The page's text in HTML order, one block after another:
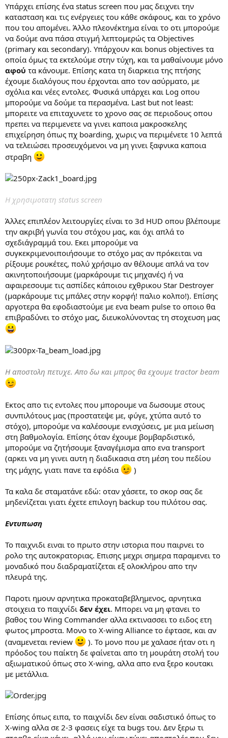
Υπάρχει επίσης ένα status screen που μας δειχνει την
κατασταση και τις ενέργειες του κάθε σκάφους, και το χρόνο
που του απομένει. Άλλο πλεονέκτημα είναι το οτι μπορούμε
να δούμε ανα πάσα στιγμή λεπτομερώς τα Objectives
(primary και secondary). Υπάρχουν και bonus objectives τα
οποία όμως τα εκτελούμε στην τύχη, και τα μαθαίνουμε μόνο
αφού τα κάνουμε. Επίσης κατα τη διαρκεια της πτήσης
έχουμε διαλόγους που έρχονται απο τον ασύρματο, με
σχόλια και νέες εντολες. Φυσικά υπάρχει και Log οπου
μπορούμε να δούμε τα περασμένα. Last but not least:
μπορειτε να επιταχυνετε το χρονο σας σε περιοδους οπου
πρεπει να περιμενετε να γινει καποια μακροσκελης
επιχείρηση όπως πχ boarding, χωρις να περιμένετε 10 λεπτά
να τελειώσει προσευχόμενοι να μη γινει ξαφνικα καποια
στραβη
Η χρησιμοτατη status screen
Άλλες επιπλέον λειτουργίες είναι το 3d HUD οπου βλέπουμε
την ακριβή γωνία του στόχου μας, και όχι απλά το
σχεδιάγραμμά του. Εκει μπορούμε να
συγκεκριμενοιποιήσουμε το στόχο μας αν πρόκειται να
ρίξουμε ρουκέτες, πολύ χρήσιμο αν θέλουμε απλά να τον
ακινητοποιήσουμε (μαρκάρουμε τις μηχανές) ή να
αφαιρεσουμε τις ασπίδες κάποιου εχθρικου Star Destroyer
(μαρκάρουμε τις μπάλες στην κορφή! παλιο κολπο!). Επίσης
αργοτερα θα εφοδιαστούμε με ενα beam pulse το οποιο θα
επιβραδύνει το στόχο μας, διευκολύνοντας τη στοχευση μας
Η αποστολη πετυχε. Απο δω και μπρος θα εχουμε tractor beam
Εκτος απο τις εντολες που μπορουμε να δωσουμε στους
συνπιλότους μας (προστατεψε με, φύγε, χτύπα αυτό το
στόχο), μπορούμε να καλέσουμε ενισχύσεις, με μια μείωση
στη βαθμολογία. Επίσης όταν έχουμε βομβαρδιστικό,
μπορούμε να ζητήσουμε ξαναγέμισμα απο ενα transport
(αρκει να μη γινει αυτη η διαδικασια στη μέση του πεδίου
της μάχης, γιατι πανε τα εφόδια
)
Τα καλα δε σταματάνε εδώ: οταν χάσετε, το σκορ σας δε
μηδενίζεται γιατι έχετε επιλογη backup του πιλότου σας.
Εντυπωση
Το παιχνιδι ειναι το πρωτο στην ιστορια που παιρνει το
ρολο της αυτοκρατοριας. Επισης μεχρι σημερα παραμενει το
μοναδικό που διαδραματίζεται εξ ολοκλήρου απο την
πλευρά της.
Παροτι ημουν αρνητικα προκαταβεβλημενος, αρνητικα
στοιχεια το παιχνίδι δεν έχει. Μπορει να μη φτανει το
βαθος του Wing Commander αλλα εκτινασσει το ειδος ετη
φωτος μπροστα. Μονο το X-wing Alliance το έφτασε, και αν
(αναμενεται review
). Το μονο που με χαλασε ήταν οτι η
πρόοδος του παίκτη δε φαίνεται απο τη μουράτη στολή του
αξιωματικού όπως στο X-wing, αλλα απο ενα ξερο κουτακι
με μετάλλια.
Επίσης όπως ειπα, το παιχνίδι δεν είναι σαδιστικό όπως το
X-wing αλλα σε 2-3 φασεις είχε τα bugs του. Δεν ξερω τι